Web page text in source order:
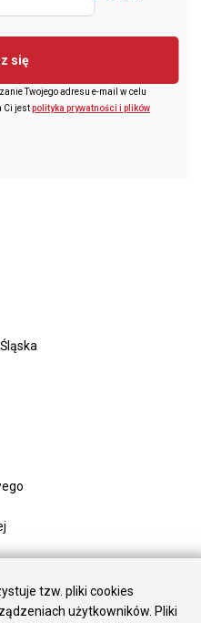
się
Twojego adresu e-mail w celu
Ci jestpolityka prywatności i plików
tzw. pliki cookies
użytkowników. Pliki